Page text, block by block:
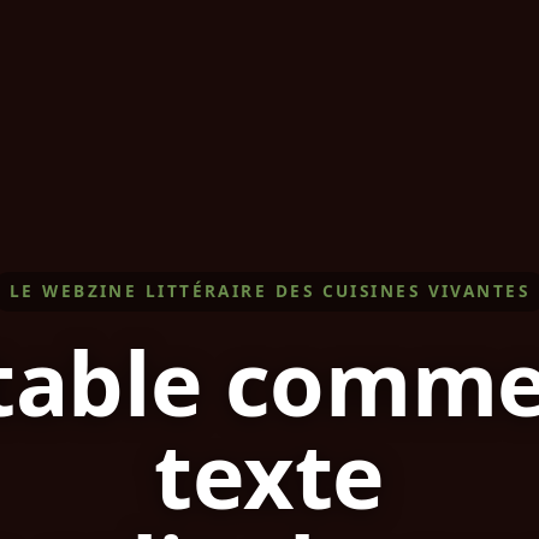
LE WEBZINE LITTÉRAIRE DES CUISINES VIVANTES
texte